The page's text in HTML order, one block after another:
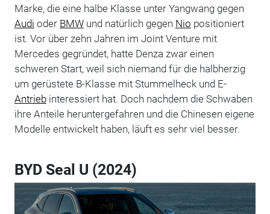
Marke, die eine halbe Klasse unter Yangwang gegen
Audi oder BMWund natürlich gegen Nio positioniert
ist. Vor über zehn Jahren im Joint Venture mit
Mercedes gegründet, hatte Denza zwar einen
schweren Start, weil sich niemand für die halbherzig
um gerüstete B-Klasse mit Stummelheck und E-
Antriebinteressiert hat. Doch nachdem die Schwaben
ihre Anteile heruntergefahren und die Chinesen eigene
Modelle entwickelt haben, läuft es sehr viel besser.
BYD Seal U (2024)